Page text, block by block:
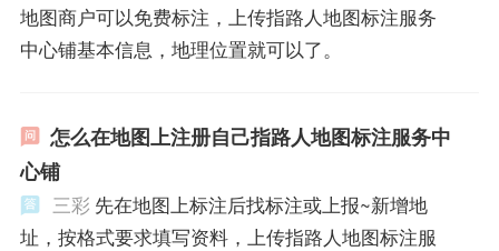
地图商户可以免费标注，上传指路人地图标注服务
中心铺基本信息，地理位置就可以了。
怎么在地图上注册自己指路人地图标注服务中
心铺
三彩 先在地图上标注后找标注或上报~新增地
址，按格式要求填写资料，上传指路人地图标注服